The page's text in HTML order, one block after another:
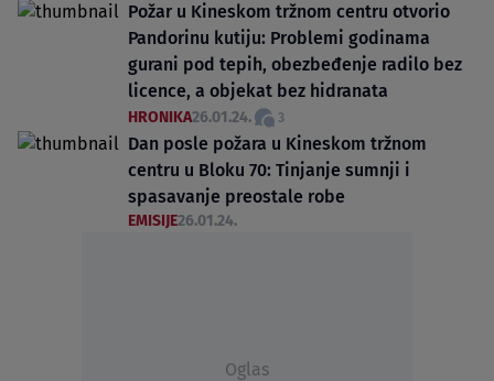
Požar u Kineskom tržnom centru otvorio
Pandorinu kutiju: Problemi godinama
gurani pod tepih, obezbeđenje radilo bez
licence, a objekat bez hidranata
HRONIKA26.01.24. 3
Dan posle požara u Kineskom tržnom
centru u Bloku 70: Tinjanje sumnji i
spasavanje preostale robe
EMISIJE26.01.24.
Oglas